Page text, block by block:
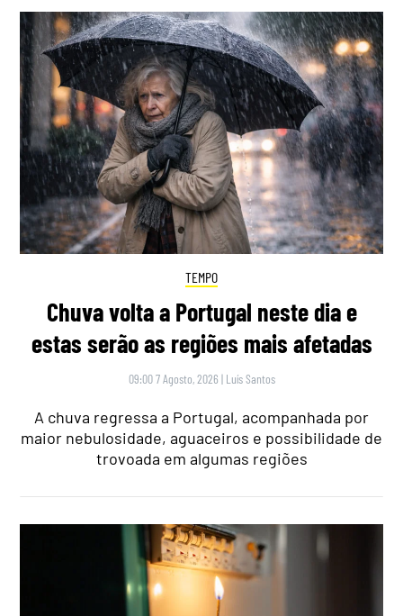
TEMPO
Chuva volta a Portugal neste dia e
estas serão as regiões mais afetadas
09:00 7 Agosto, 2026 | Luís Santos
A chuva regressa a Portugal, acompanhada por
maior nebulosidade, aguaceiros e possibilidade de
trovoada em algumas regiões